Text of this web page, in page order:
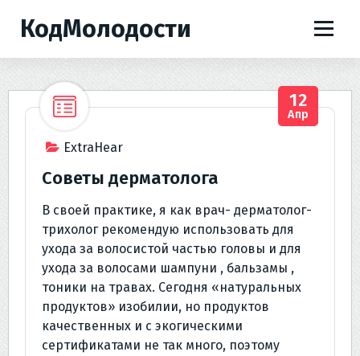
е
КодМолодости
ExtraHear
12
Апр
Советы дерматолога
В своей практике, я как врач- дерматолог-
трихолог рекомендую использовать для
ухода за волосистой частью головы и для
ухода за волосами шампуни , бальзамы ,
тоники на травах. Сегодня «натуральных
продуктов» изобилии, но продуктов
качественных и с экогическими
сертификатами не так много, поэтому